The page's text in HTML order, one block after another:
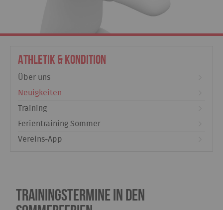
Athletik & Kondition
Über uns
Neuigkeiten
Training
Ferientraining Sommer
Vereins-App
Trainingstermine in den